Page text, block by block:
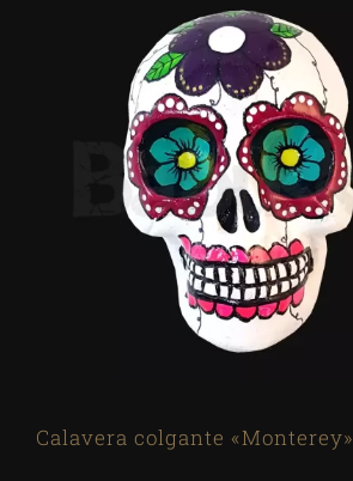
Calavera colgante «Monterey»